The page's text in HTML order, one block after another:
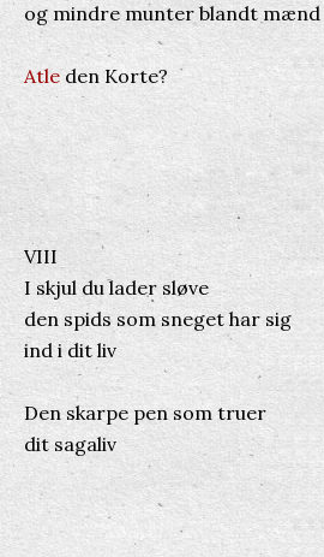
og mindre munter blandt mænd
Atleden Korte?
VIII
I skjul du lader sløve
den spids som sneget har sig
ind i dit liv
Den skarpe pen som truer
dit sagaliv